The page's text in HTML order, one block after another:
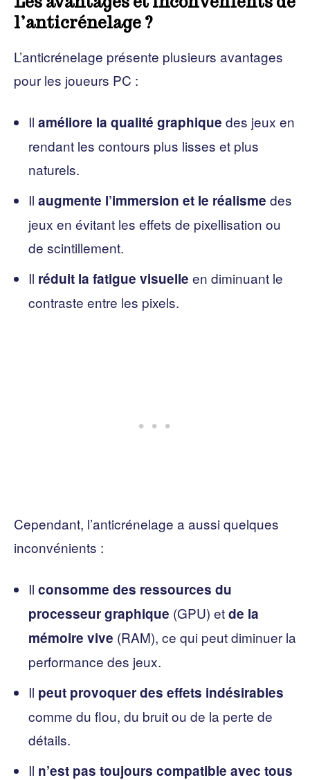
l’anticrénelage ?
L’anticrénelage présente plusieurs avantages
pour les joueurs PC :
Il améliore la qualité graphique des jeux en
rendant les contours plus lisses et plus
naturels.
Il augmente l’immersion et le réalisme des
jeux en évitant les effets de pixellisation ou
de scintillement.
Il réduit la fatigue visuelle en diminuant le
contraste entre les pixels.
Cependant, l’anticrénelage a aussi quelques
inconvénients :
Il consomme des ressources du
processeur graphique (GPU) etde la
mémoire vive (RAM), ce qui peut diminuer la
performance des jeux.
Il peut provoquer des effets indésirables
comme du flou, du bruit ou de la perte de
détails.
Il n’est pas toujours compatible avec tous